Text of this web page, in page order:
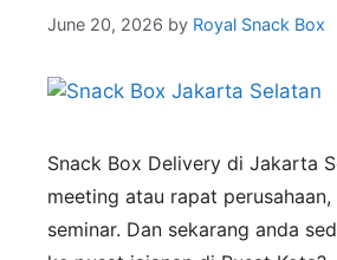
June 20, 2026 by Royal Snack Box
Snack Box Delivery di Jakarta
meeting atau rapat
seminar. Dan sekarang anda